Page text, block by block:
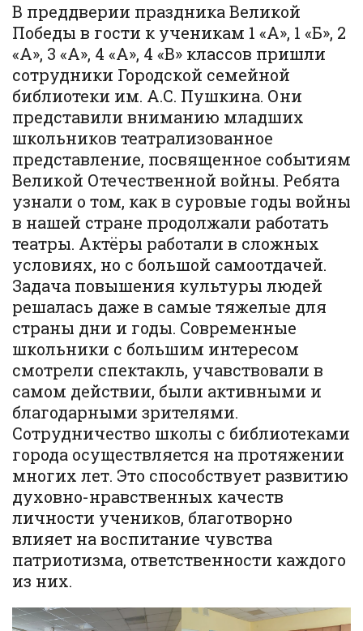
В преддверии праздника Великой
Победы в гости к ученикам 1 «А», 1 «Б», 2
«А», 3 «А», 4 «А», 4 «В» классов пришли
сотрудники Городской семейной
библиотеки им. А.С. Пушкина. Они
представили вниманию младших
школьников театрализованное
представление, посвященное событиям
Великой Отечественной войны. Ребята
узнали о том, как в суровые годы войны
в нашей стране продолжали работать
театры. Актёры работали в сложных
условиях, но с большой самоотдачей.
Задача повышения культуры людей
решалась даже в самые тяжелые для
страны дни и годы. Современные
школьники с большим интересом
смотрели спектакль, учавствовали в
самом действии, были активными и
благодарными зрителями.
Сотрудничество школы с библиотеками
города осуществляется на протяжении
многих лет. Это способствует развитию
духовно-нравственных качеств
личности учеников, благотворно
влияет на воспитание чувства
патриотизма, ответственности каждого
из них.